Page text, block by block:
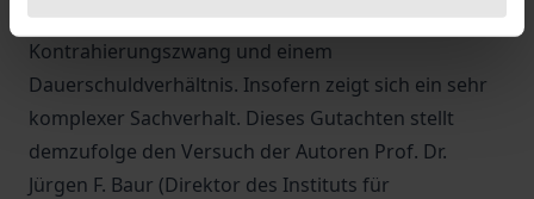
Leistungsbestimmung mit einem
Kontrahierungszwang und einem
Dauerschuldverhältnis. Insofern zeigt sich ein sehr
komplexer Sachverhalt. Dieses Gutachten stellt
demzufolge den Versuch der Autoren Prof. Dr.
Jürgen F. Baur (Direktor des Instituts für